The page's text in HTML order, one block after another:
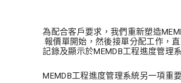
為配合客戶要求，我們重新塑造
報價單開始，然後接單分配工作，
記錄及顯示於MEMDB工程進度管理
MEMDB工程進度管理系統另一項重